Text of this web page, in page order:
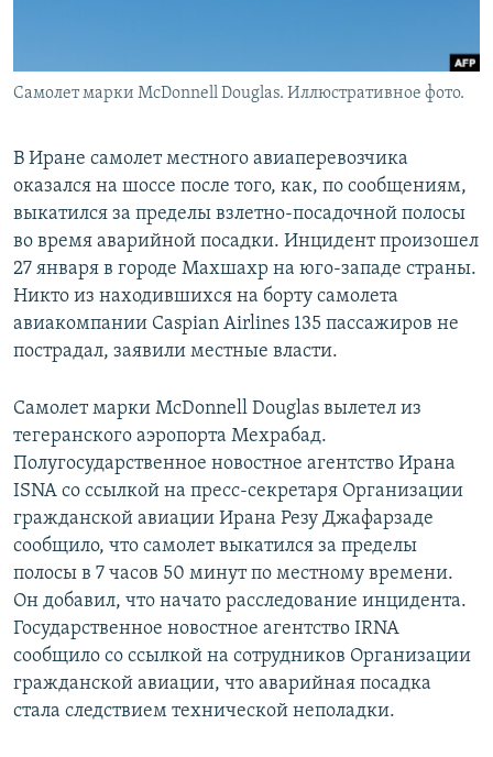
Самолет марки McDonnell Douglas. Иллюстративное фото.
В Иране самолет местного авиаперевозчика
оказался на шоссе после того, как, по сообщениям,
выкатился за пределы взлетно-посадочной полосы
во время аварийной посадки. Инцидент произошел
27 января в городе Махшахр на юго-западе страны.
Никто из находившихся на борту самолета
авиакомпании Caspian Airlines 135 пассажиров не
пострадал, заявили местные власти.
Самолет марки McDonnell Douglas вылетел из
тегеранского аэропорта Мехрабад.
Полугосударственное новостное агентство Ирана
ISNA со ссылкой на пресс-секретаря Организации
гражданской авиации Ирана Резу Джафарзаде
сообщило, что самолет выкатился за пределы
полосы в 7 часов 50 минут по местному времени.
Он добавил, что начато расследование инцидента.
Государственное новостное агентство IRNA
сообщило со ссылкой на сотрудников Организации
гражданской авиации, что аварийная посадка
стала следствием технической неполадки.